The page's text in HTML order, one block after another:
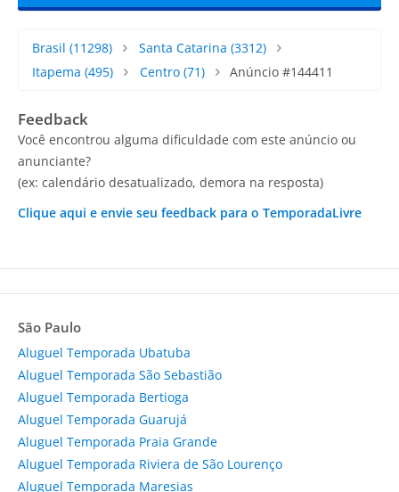
Brasil (11298) Santa Catarina (3312)
Itapema (495) Centro(71) Anúncio #144411
Feedback
Você encontrou alguma dificuldade com este anúncio ou
anunciante?
(ex: calendário desatualizado, demora na resposta)
Clique aqui e envie seu feedback para o TemporadaLivre
São Paulo
Aluguel Temporada Ubatuba
Aluguel Temporada São Sebastião
Aluguel Temporada Bertioga
Aluguel Temporada Guarujá
Aluguel Temporada Praia Grande
Aluguel Temporada Riviera de São Lourenço
Aluguel Temporada Maresias